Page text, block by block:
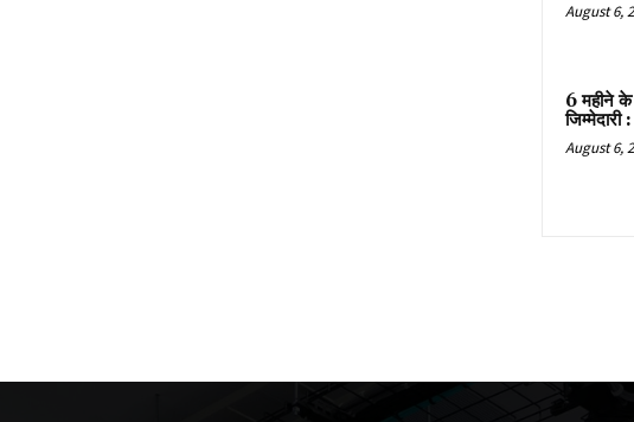
August 6,
6 महीने के
जिम्मेदारी
August 6,